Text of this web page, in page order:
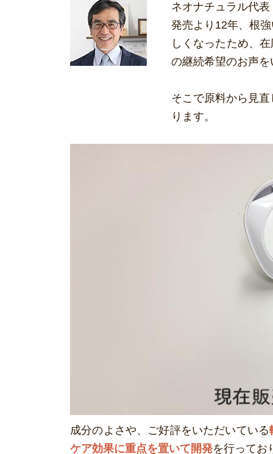
ネオナチュラル代
発売より12年、根
しくなったため、
の継続希望のお声
そこで原料から見
ります。
成分のよさや、ご好評をいただいている
ケア効果に重点を置いて開発を行ってお